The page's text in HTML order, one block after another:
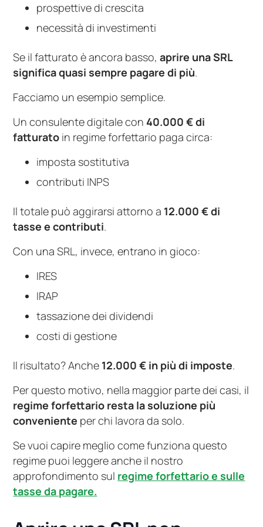
prospettive di crescita
necessità di investimenti
Se il fatturato è ancora basso,aprire una SRL
significa quasi sempre pagare di più.
Facciamo un esempio semplice.
Un consulente digitale con 40.000 € di
fatturato in regime forfettario paga circa:
imposta sostitutiva
contributi INPS
Il totale può aggirarsi attorno a 12.000 € di
tasse e contributi.
Con una SRL, invece, entrano in gioco:
IRES
IRAP
tassazione dei dividendi
costi di gestione
Il risultato? Anche 12.000 € in più di imposte.
Per questo motivo, nella maggior parte dei casi, il
regime forfettario resta la soluzione più
conveniente per chi lavora da solo.
Se vuoi capire meglio come funziona questo
regime puoi leggere anche il nostro
approfondimento sul regime forfettario e sulle
tasse da pagare.